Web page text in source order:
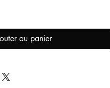
au panier